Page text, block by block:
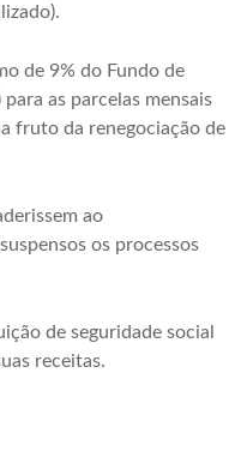
de 9% do Fundo de
as parcelas mensais
fruto da renegociação de
ao
os processos
de seguridade social
receitas.